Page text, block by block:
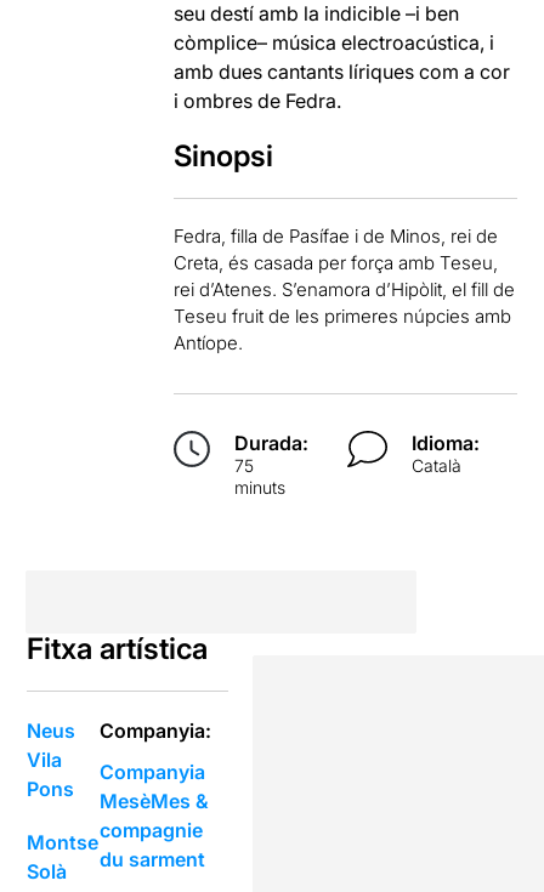
seu destí amb la indicible –i ben
còmplice– música electroacústica, i
amb dues cantants líriques com a cor
i ombres de Fedra.
Sinopsi
Fedra, filla de Pasífae i de Minos, rei de
Creta, és casada per força amb Teseu,
rei d’Atenes. S’enamora d’Hipòlit, el fill de
Teseu fruit de les primeres núpcies amb
Antíope.
Durada:
75
minuts
Idioma:
Català
Fitxa artística
Neus
Vila
Pons
Montse
Solà
Companyia:
Companyia
MesèMes &
compagnie
du sarment